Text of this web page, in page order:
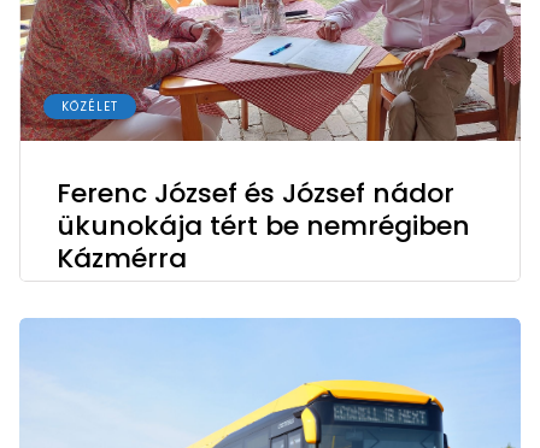
KÖZÉLET
Ferenc József és József nádor
ükunokája tért be nemrégiben
Kázmérra